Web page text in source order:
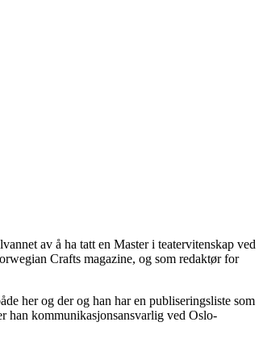
av å ha tatt en Master i teatervitenskap ved
Crafts magazine, og som redaktør for
her og der og han har en publiseringsliste som
han kommunikasjonsansvarlig ved Oslo-